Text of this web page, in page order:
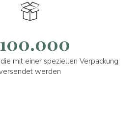
mit einer speziellen Verpackung
werden